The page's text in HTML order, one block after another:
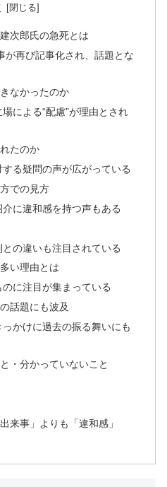
次郎氏の急死とは
が再び記事化され、話題とな
なかったのか
による“配慮”が理由とされ
たのか
る疑問の声が広がっている
での見方
に違和感を持つ声もある
の違いも注目されている
い理由とは
に注目が集まっている
話題にも波及
かけに過去の振る舞いにも
・分かっていないこと
来事」よりも「違和感」